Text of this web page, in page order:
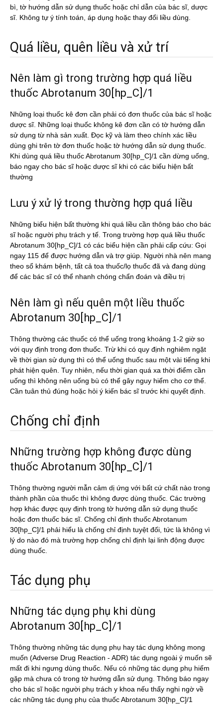
bì, tờ hướng dẫn sử dụng thuốc hoặc chỉ dẫn của bác sĩ, dược
sĩ. Không tự ý tính toán, áp dụng hoặc thay đổi liều dùng.
Quá liều, quên liều và xử trí
Nên làm gì trong trường hợp quá liều
thuốc Abrotanum 30[hp_C]/1
Những loại thuốc kê đơn cần phải có đơn thuốc của bác sĩ hoặc
dược sĩ. Những loại thuốc không kê đơn cần có tờ hướng dẫn
sử dụng từ nhà sản xuất. Đọc kỹ và làm theo chính xác liều
dùng ghi trên tờ đơn thuốc hoặc tờ hướng dẫn sử dụng thuốc.
Khi dùng quá liều thuốc Abrotanum 30[hp_C]/1 cần dừng uống,
báo ngay cho bác sĩ hoặc dược sĩ khi có các biểu hiện bất
thường
Lưu ý xử lý trong thường hợp quá liều
Những biểu hiện bất thường khi quá liều cần thông báo cho bác
sĩ hoặc người phụ trách y tế. Trong trường hợp quá liều thuốc
Abrotanum 30[hp_C]/1 có các biểu hiện cần phải cấp cứu: Gọi
ngay 115 để được hướng dẫn và trợ giúp. Người nhà nên mang
theo sổ khám bệnh, tất cả toa thuốc/lọ thuốc đã và đang dùng
để các bác sĩ có thể nhanh chóng chẩn đoán và điều trị
Nên làm gì nếu quên một liều thuốc
Abrotanum 30[hp_C]/1
Thông thường các thuốc có thể uống trong khoảng 1-2 giờ so
với quy định trong đơn thuốc. Trừ khi có quy định nghiêm ngặt
về thời gian sử dụng thì có thể uống thuốc sau một vài tiếng khi
phát hiện quên. Tuy nhiên, nếu thời gian quá xa thời điểm cần
uống thì không nên uống bù có thể gây nguy hiểm cho cơ thể.
Cần tuân thủ đúng hoặc hỏi ý kiến bác sĩ trước khi quyết định.
Chống chỉ định
Những trường hợp không được dùng
thuốc Abrotanum 30[hp_C]/1
Thông thường người mẫn cảm dị ứng với bất cứ chất nào trong
thành phần của thuốc thì không được dùng thuốc. Các trường
hợp khác được quy định trong tờ hướng dẫn sử dụng thuốc
hoặc đơn thuốc bác sĩ. Chống chỉ định thuốc Abrotanum
30[hp_C]/1 phải hiểu là chống chỉ định tuyệt đối, tức là không vì
lý do nào đó mà trường hợp chống chỉ định lại linh động được
dùng thuốc.
Tác dụng phụ
Những tác dụng phụ khi dùng
Abrotanum 30[hp_C]/1
Thông thường những tác dụng phụ hay tác dụng không mong
muốn (Adverse Drug Reaction - ADR) tác dụng ngoài ý muốn sẽ
mất đi khi ngưng dùng thuốc. Nếu có những tác dụng phụ hiếm
gặp mà chưa có trong tờ hướng dẫn sử dụng. Thông báo ngay
cho bác sĩ hoặc người phụ trách y khoa nếu thấy nghi ngờ về
các những tác dụng phụ của thuốc Abrotanum 30[hp_C]/1